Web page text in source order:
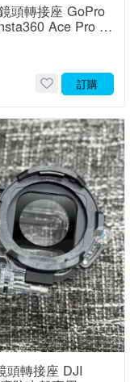
頭轉接座 GoPro
Ace Pro 2
訂購